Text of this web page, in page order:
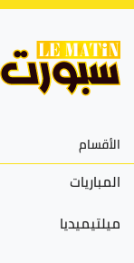
الأقسام
المباريات
ميلتيميديا